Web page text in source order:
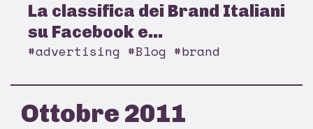
La classifica dei Brand Italiani
su Facebook e...
#advertising #Blog #brand
Ottobre 2011